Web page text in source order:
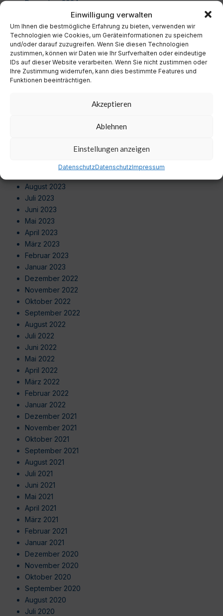
Einwilligung verwalten
Um Ihnen die bestmögliche Erfahrung zu bieten, verwenden wir
Technologien wie Cookies, um Geräteinformationen zu speichern
und/oder darauf zuzugreifen. Wenn Sie diesen Technologien
zustimmen, können wir Daten wie Ihr Surfverhalten oder eindeutige
IDs auf dieser Website verarbeiten. Wenn Sie nicht zustimmen oder
Ihre Zustimmung widerrufen, kann dies bestimmte Features und
Funktionen beeinträchtigen.
Akzeptieren
Ablehnen
Einstellungen anzeigen
DatenschutzDatenschutzImpressum
Dezember 2024
November 2024
Oktober 2024
September 2024
August 2024
Juli 2024
Juni 2024
Mai 2024
November 2023
Oktober 2023
August 2023
Juli 2023
Juni 2023
Mai 2023
April 2023
März 2023
Februar 2023
Januar 2023
Dezember 2022
November 2022
Oktober 2022
September 2022
August 2022
Juli 2022
Juni 2022
Mai 2022
April 2022
März 2022
Februar 2022
Januar 2022
Dezember 2021
November 2021
Oktober 2021
September 2021
August 2021
Juli 2021
Juni 2021
Mai 2021
April 2021
März 2021
Februar 2021
Januar 2021
Dezember 2020
November 2020
Oktober 2020
September 2020
August 2020
Juli 2020